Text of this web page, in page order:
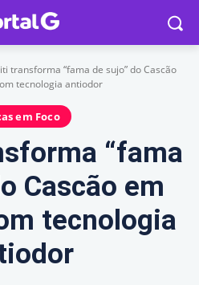
transforma “fama de sujo” do Cascão
tecnologia antiodor
em Foco
“fama
Cascão em
tecnologia